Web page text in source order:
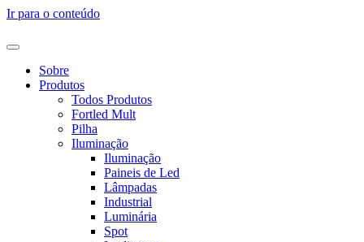
Ir para o conteúdo
Sobre
Produtos
Todos Produtos
Fortled Mult
Pilha
Iluminação
Iluminação
Paineis de Led
Lâmpadas
Industrial
Luminária
Spot